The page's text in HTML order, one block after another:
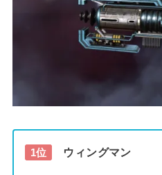
1位 ウィングマン